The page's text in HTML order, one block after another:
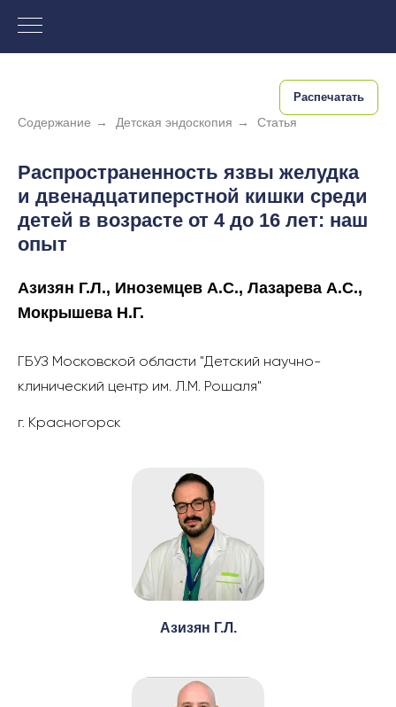
Распечатать
Содержание → Детская эндоскопия → Статья
Распространенность язвы желудка
и двенадцатиперстной кишки среди
детей в возрасте от 4 до 16 лет: наш
опыт
Азизян Г.Л., Иноземцев А.С., Лазарева А.С.,
Мокрышева Н.Г.
ГБУЗ Московской области "Детский научно-
клинический центр им. Л.М. Рошаля"
г. Красногорск
Азизян Г.Л.